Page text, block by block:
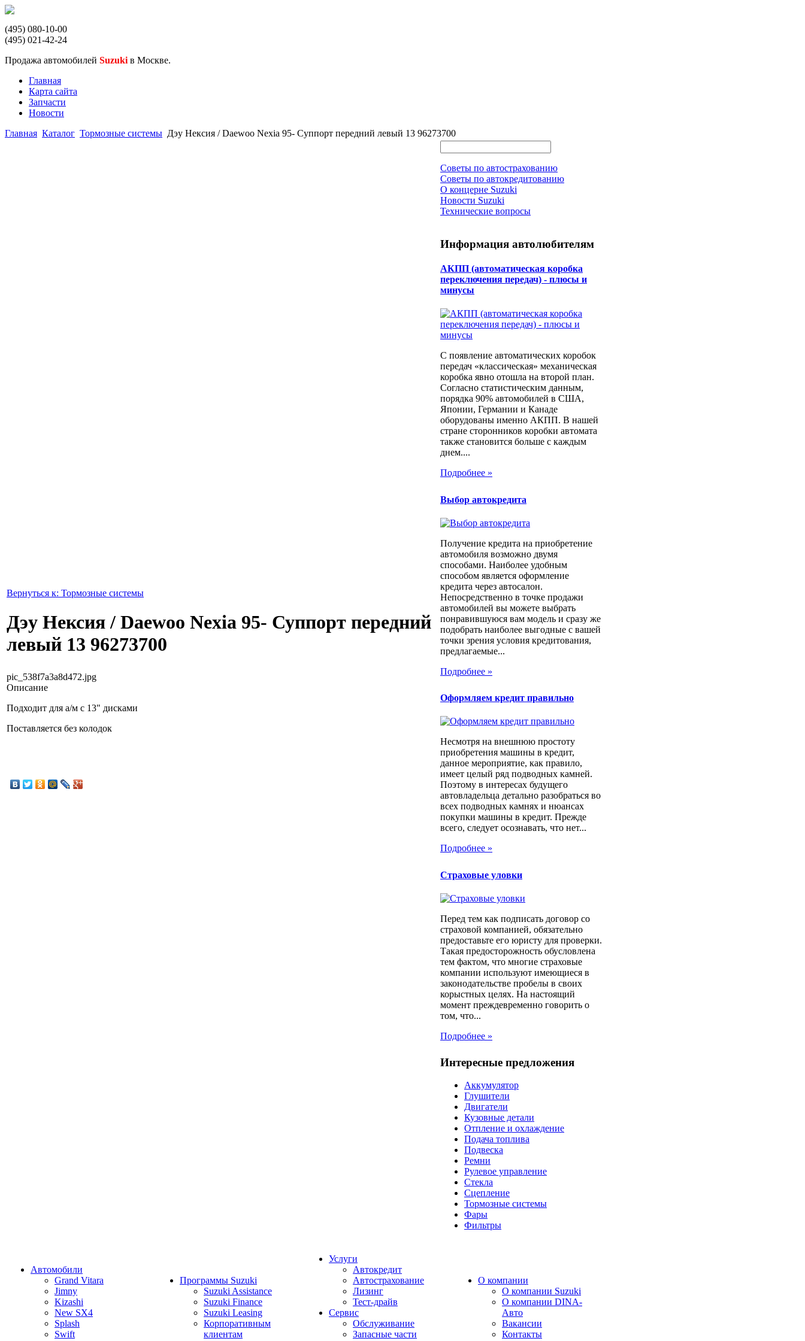
(495) 080-10-00
(495) 021-42-24
Продажа автомобилей Suzuki в Москве.
Главная
Карта сайта
Запчасти
Новости
Главная Каталог Тормозные системы Дэу Нексия / Daewoo Nexia 95- Суппорт передний левый 13 96273700
Вернуться к: Тормозные системы
Дэу Нексия / Daewoo Nexia 95- Суппорт передний
левый 13 96273700
pic_538f7a3a8d472.jpg
Описание
Подходит для а/м с 13" дисками
Поставляется без колодок
Советы по автострахованию
Советы по автокредитованию
О концерне Suzuki
Новости Suzuki
Технические вопросы
Информация автолюбителям
АКПП (автоматическая коробка
переключения передач) - плюсы и
минусы
С появление автоматических коробок
передач «классическая» механическая
коробка явно отошла на второй план.
Согласно статистическим данным,
порядка 90% автомобилей в США,
Японии, Германии и Канаде
оборудованы именно АКПП. В нашей
стране сторонников коробки автомата
также становится больше с каждым
днем....
Подробнее »
Выбор автокредита
Получение кредита на приобретение
автомобиля возможно двумя
способами. Наиболее удобным
способом является оформление
кредита через автосалон.
Непосредственно в точке продажи
автомобилей вы можете выбрать
понравившуюся вам модель и сразу же
подобрать наиболее выгодные с вашей
точки зрения условия кредитования,
предлагаемые...
Подробнее »
Оформляем кредит правильно
Несмотря на внешнюю простоту
приобретения машины в кредит,
данное мероприятие, как правило,
имеет целый ряд подводных камней.
Поэтому в интересах будущего
автовладельца детально разобраться во
всех подводных камнях и нюансах
покупки машины в кредит. Прежде
всего, следует осознавать, что нет...
Подробнее »
Страховые уловки
Перед тем как подписать договор со
страховой компанией, обязательно
предоставьте его юристу для проверки.
Такая предосторожность обусловлена
тем фактом, что многие страховые
компании используют имеющиеся в
законодательстве пробелы в своих
корыстных целях. На настоящий
момент преждевременно говорить о
том, что...
Подробнее »
Интересные предложения
Аккумулятор
Глушители
Двигатели
Кузовные детали
Отпление и охлаждение
Подача топлива
Подвеска
Ремни
Рулевое управление
Стекла
Сцепление
Тормозные системы
Фары
Фильтры
Автомобили
Grand Vitara
Jimny
Kizashi
New SX4
Splash
Swift
Программы Suzuki
Suzuki Assistance
Suzuki Finance
Suzuki Leasing
Корпоративным
клиентам
Услуги
Автокредит
Автострахование
Лизинг
Тест-драйв
Сервис
Обслуживание
Запасные части
О компании
О компании Suzuki
О компании DINA-
Авто
Вакансии
Контакты